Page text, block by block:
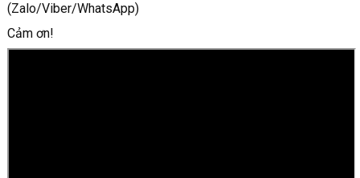
(Zalo/Viber/WhatsApp)
Cảm ơn!